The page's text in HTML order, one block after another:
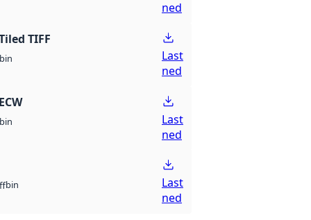
ned
TIFF
bin
Last
ned
bin
Last
ned
bin
Last
ned